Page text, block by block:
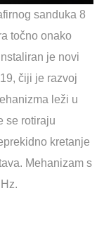
sanduka 8
točno onako
je novi
čiji je razvoj
leži u
se rotiraju
kretanje
Mehanizam s